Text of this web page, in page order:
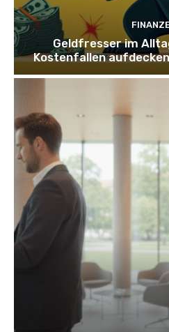
Geldfresser im
Kostenfallen